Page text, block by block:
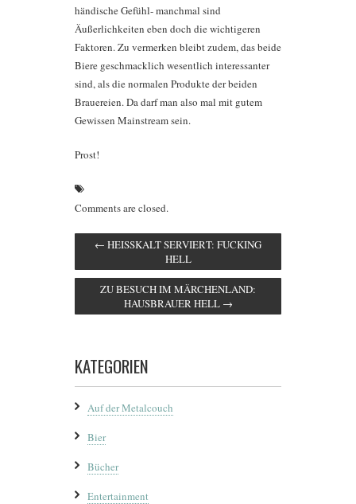
händische Gefühl- manchmal sind
Äußerlichkeiten eben doch die wichtigeren
Faktoren. Zu vermerken bleibt zudem, das beide
Biere geschmacklich wesentlich interessanter
sind, als die normalen Produkte der beiden
Brauereien. Da darf man also mal mit gutem
Gewissen Mainstream sein.
Prost!
Comments are closed.
← HEISSKALT SERVIERT: FUCKING
HELL
ZU BESUCH IM MÄRCHENLAND:
HAUSBRAUER HELL →
KATEGORIEN
Auf der Metalcouch
Bier
Bücher
Entertainment